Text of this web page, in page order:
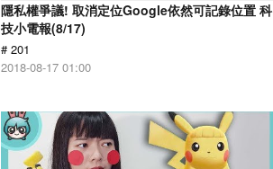
隱私權爭議! 取消定位Google依然可記錄位置 科
技小電報(8/17)
# 201
2018-08-17 01:00